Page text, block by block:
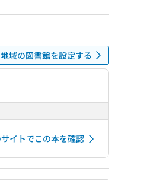
地域の図書館を設定する
イトでこの本を確認